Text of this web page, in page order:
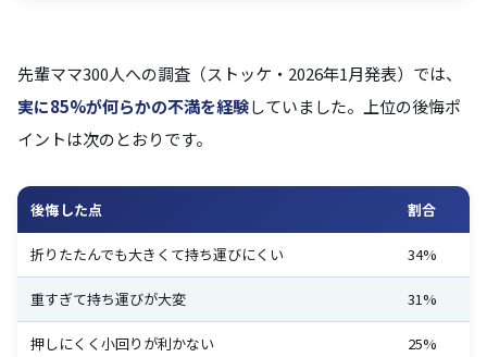
先輩ママ300人への調査（ストッケ・2026年1月発表）では、
実に85%が何らかの不満を経験していました。上位の後悔ポ
イントは次のとおりです。
後悔した点 割合
折りたたんでも大きくて持ち運びにくい 34%
重すぎて持ち運びが大変 31%
押しにくく小回りが利かない 25%